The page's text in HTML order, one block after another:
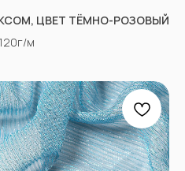
ЦВЕТ ТЁМНО-РОЗОВЫЙ
м